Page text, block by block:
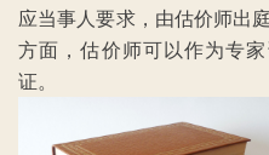
应当事人要求，由估价师出
方面，估价师可以作为专
证。